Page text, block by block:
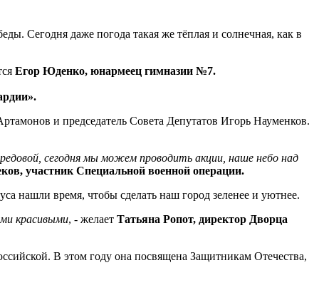
Сегодня даже погода такая же тёплая и солнечная, как в
Егор Юденко, юнармеец гимназии №7.
и председатель Совета Депутатов Игорь Науменков.
сегодня мы можем проводить акции, наше небо над
участник Специальной военной операции.
нашли время, чтобы сделать наш город зеленее и уютнее.
красивыми, - желает Татьяна Ропот, директор Дворца
В этом году она посвящена Защитникам Отечества,